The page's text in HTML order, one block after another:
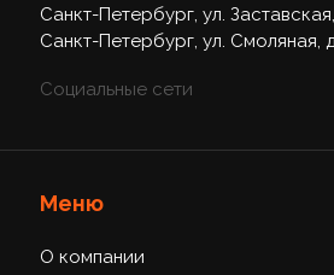
Санкт-Петербург, ул.
Санкт-Петербург, ул. Смоляная,
Социальные сети
Меню
О компании